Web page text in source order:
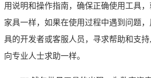
用说明和操作指南，确保正确使用工具
家具一样，如果在使用过程中遇到问题
具的开发者或客服人员，寻求帮助和支
向专业人士求助一样。